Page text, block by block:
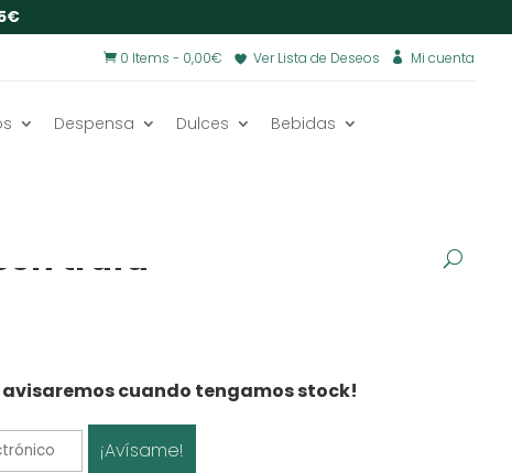
 Mi cuenta
Ver Lista de Deseos
 0 Items - 0,00€
Despensa Dulces Bebidas
trufa
avisaremos cuando tengamos stock!
¡Avísame!